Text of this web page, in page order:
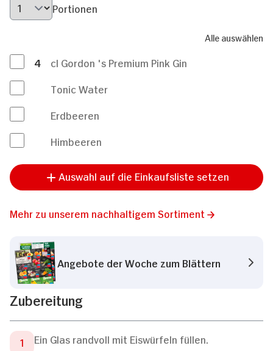
Portionen
Alle auswählen
4
cl Gordon 's Premium Pink Gin
Tonic Water
Erdbeeren
Himbeeren
Auswahl auf die Einkaufsliste setzen
Mehr zu unserem nachhaltigem Sortiment
Angebote der Woche zum Blättern
Zubereitung
Ein Glas randvoll mit Eiswürfeln füllen.